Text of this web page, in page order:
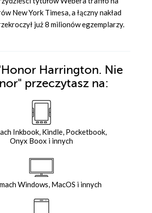
New York Timesa, a łączny nakład
już 8 milionów egzemplarzy.
Harrington. Nie
przeczytasz na:
Inkbook, Kindle, Pocketbook,
Onyx Boox i innych
Windows, MacOS i innych